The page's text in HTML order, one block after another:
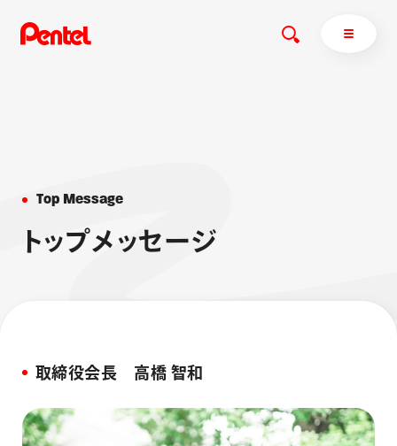
商品を探すトップ
ボールペン
ブラッシュ（筆）
画材
その他
ぺんてるについて
運営会社
Top Message
トップメ ッセージ
取締役会⻑ 高橋 智和